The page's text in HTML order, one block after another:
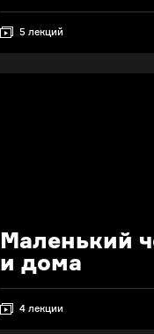
5 лекций
Маленький
и дома
4 лекции